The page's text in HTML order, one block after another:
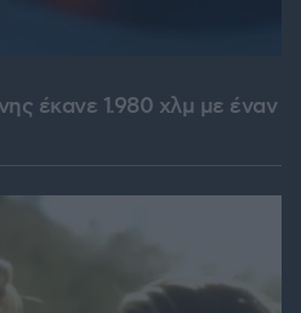
έκανε 1.980 χλμ με έναν